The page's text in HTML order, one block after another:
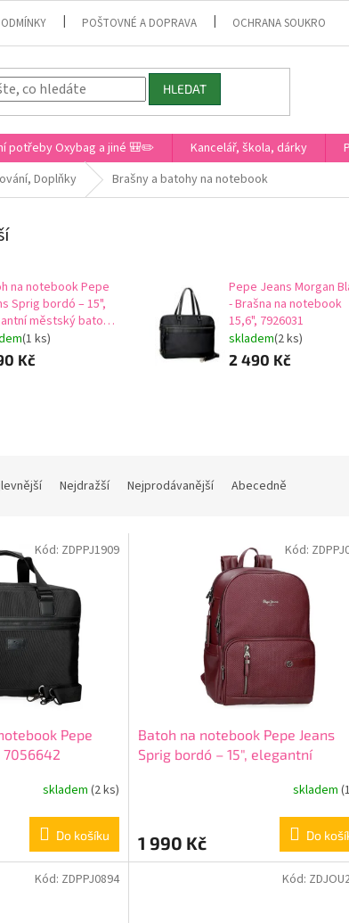
POŠTOVNÉ A DOPRAVA OCHRANA SOUKROMÍ
HLEDAT
potřeby Oxybag a jiné 🎒✏️ Kancelář, škola, dárky
Doplňky Brašny a batohy na notebook
na notebook Pepe
Sprig bordó – 15",
městský batoh,
(1 ks)
Kč
Pepe Jeans Morgan
- Brašna na notebook
15,6", 7926031
skladem(2 ks)
2 490 Kč
Nejdražší Nejprodávanější Abecedně
Pepe
7056642
skladem (2 ks)
Do košíku
Kód: ZDPPJ1909
Batoh na notebook Pepe Jeans
Sprig bordó – 15", elegantní
skladem
1 990 Kč Do
Kód:
Kód: ZDPPJ0894 Kód: